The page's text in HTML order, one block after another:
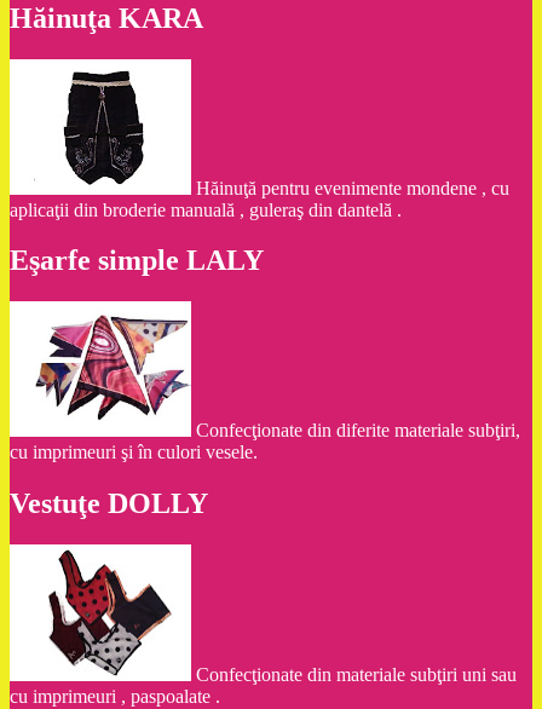
Hăinuţa KARA
Hăinuţă pentru evenimente mondene , cu
aplicaţii din broderie manuală , guleraş din dantelă .
Eşarfe simple LALY
Confecţionate din diferite materiale subţiri,
cu imprimeuri şi în culori vesele.
Vestuţe DOLLY
Confecţionate din materiale subţiri uni sau
cu imprimeuri , paspoalate .